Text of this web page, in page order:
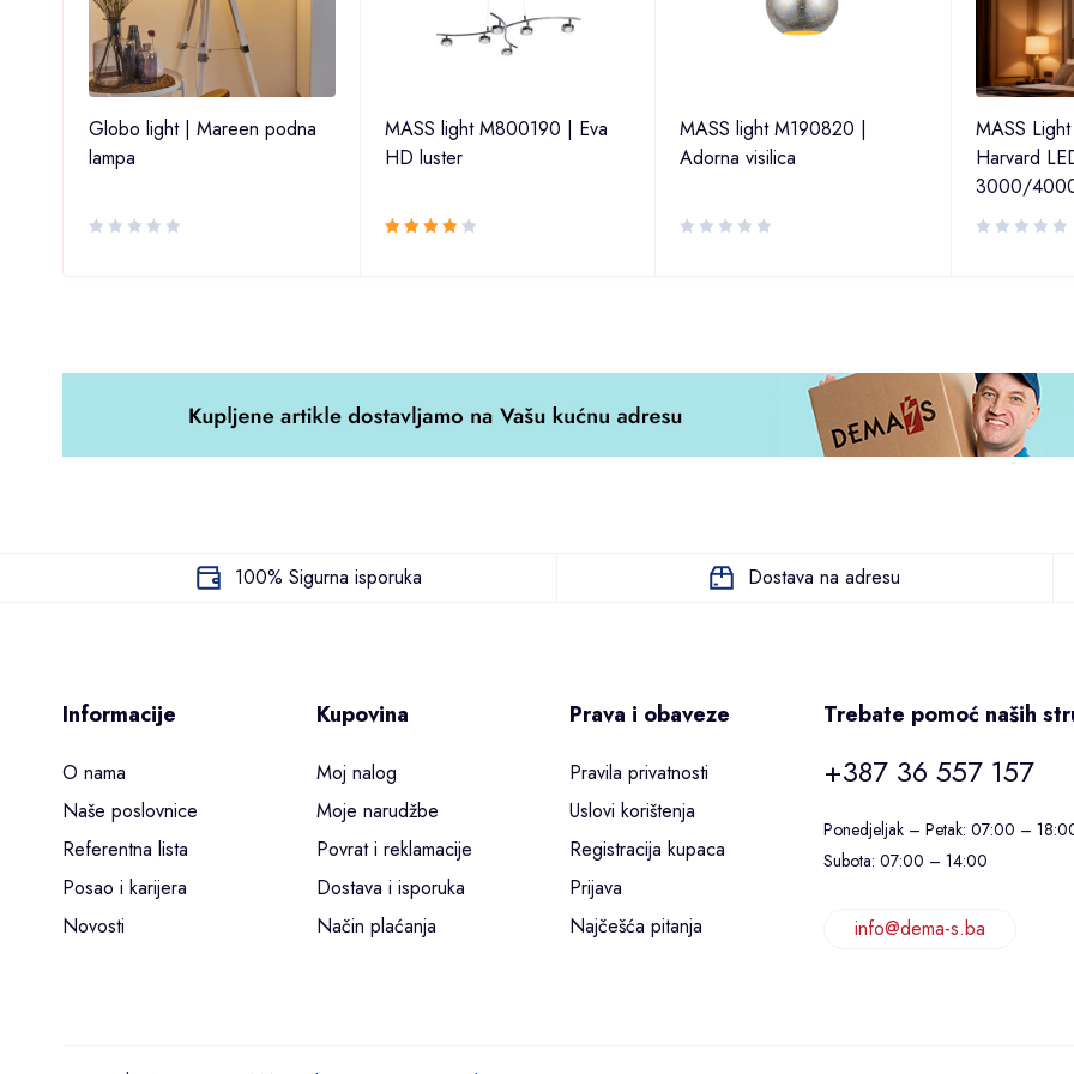
Globo light | Mareen podna
lampa
MASS light M800190 | Eva
HD luster
MASS light M190820 |
Adorna visilica
MASS
Harvard
3000/
100% Sigurna isporuka Dostava na adresu
Informacije
O nama
Naše poslovnice
Referentna lista
Posao i karijera
Novosti
Kupovina
Moj nalog
Moje narudžbe
Povrat i reklamacije
Dostava i isporuka
Način plaćanja
Prava i obaveze
Pravila privatnosti
Uslovi korištenja
Registracija kupaca
Prijava
Najčešća pitanja
Trebate pomoć naših
+387 36 557 157
Ponedjeljak – Petak: 07:00 –
Subota: 07:00 – 14:00
info@dema-s.ba